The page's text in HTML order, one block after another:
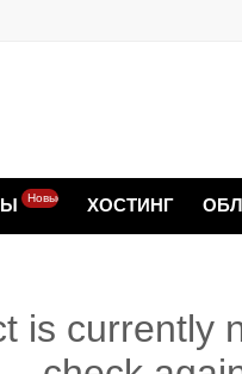
Новые ХОСТИНГ
is currently